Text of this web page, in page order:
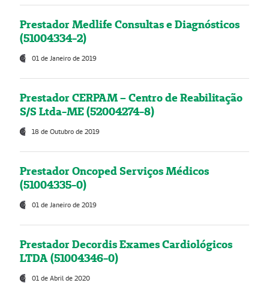
Prestador Medlife Consultas e Diagnósticos
(51004334-2)
01 de Janeiro de 2019
Prestador CERPAM – Centro de Reabilitação
S/S Ltda-ME (52004274-8)
18 de Outubro de 2019
Prestador Oncoped Serviços Médicos
(51004335-0)
01 de Janeiro de 2019
Prestador Decordis Exames Cardiológicos
LTDA (51004346-0)
01 de Abril de 2020